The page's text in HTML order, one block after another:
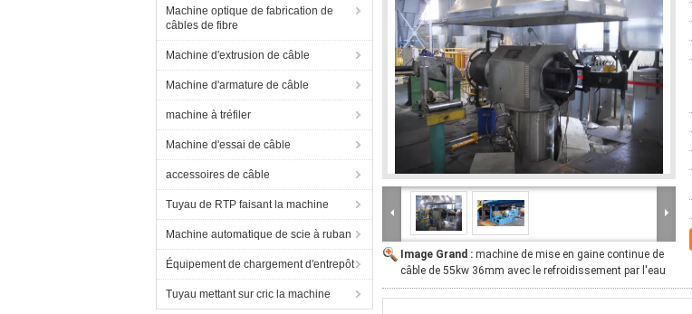
Machine optique de fabrication de
câbles de fibre
Machine d'extrusion de câble
Machine d'armature de câble
machine à tréfiler
Machine d'essai de câble
accessoires de câble
Tuyau de RTP faisant la machine
Machine automatique de scie à ruban
Équipement de chargement d'entrepôt
Tuyau mettant sur cric la machine
Image Grand : machine de mise en gaine continue de
câble de 55kw 36mm avec le refroidissement par l'eau